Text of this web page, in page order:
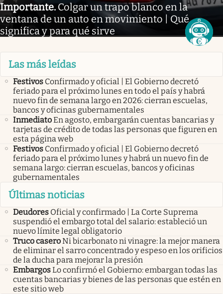
Importante. Colgar un trapo blanco en la
ventana de un auto en movimiento | Qué
significa y para qué sirve
Las más leídas
Festivos Confirmado y oficial | El Gobierno decretó
feriado para el próximo lunes en todo el país y habrá
nuevo fin de semana largo en 2026: cierran escuelas,
bancos y oficinas gubernamentales
InmediatoEn agosto, embargarán cuentas bancarias y
tarjetas de crédito de todas las personas que figuren en
esta página web
Festivos Confirmado y oficial | El Gobierno decretó
feriado para el próximo lunes y habrá un nuevo fin de
semana largo: cierran escuelas, bancos y oficinas
gubernamentales
Últimas noticias
Deudores Oficial y confirmado | La Corte Suprema
suspendió el embargo total del salario: estableció un
nuevo límite legal obligatorio
Truco caseroNi bicarbonato ni vinagre: la mejor manera
de eliminar el sarro concentrado y espeso en los orificios
de la ducha para mejorar la presión
EmbargosLo confirmó el Gobierno: embargan todas las
cuentas bancarias y bienes de las personas que estén en
este sitio web